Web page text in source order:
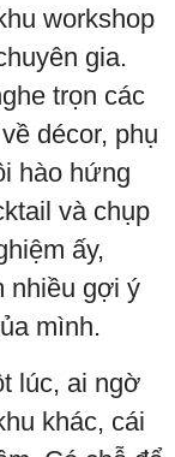
workshop
gia.
trọn các
décor, phụ
hào hứng
và chụp
ấy,
nhiều gợi ý
mình.
lúc, ai ngờ
khác, cái